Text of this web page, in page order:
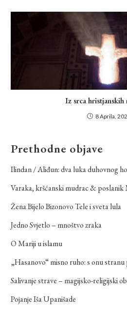
Iz srca hristjanskih
8 Aprila,
Prethodne objave
Ilindan / Aliđun: dva luka duhovnog
Varaka, kršćanski mudrac & poslanik
Žena Bijelo Bizonovo Tele i sveta lula
Jedno Svjetlo – mnoštvo zraka
O Mariji u islamu
„Hasanovo“ misno ruho: s onu
Salivanje strave – magijsko-religijski
Pojanje Iša Upanišade